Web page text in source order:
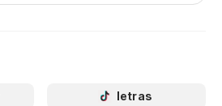
letras